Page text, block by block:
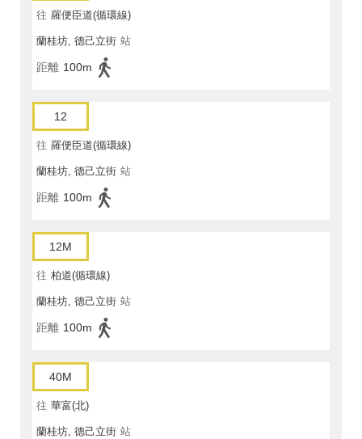
往 羅便臣道(循環線)
蘭桂坊, 德己立街 站
距離 100m
12
往 羅便臣道(循環線)
蘭桂坊, 德己立街 站
距離 100m
12M
往 柏道(循環線)
蘭桂坊, 德己立街 站
距離 100m
40M
往 華富(北)
蘭桂坊, 德己立街 站